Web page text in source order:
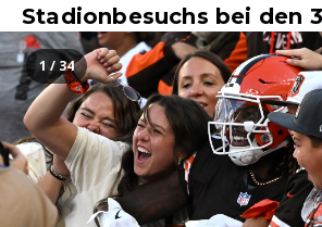
Stadionbesuchs bei den
1 / 34